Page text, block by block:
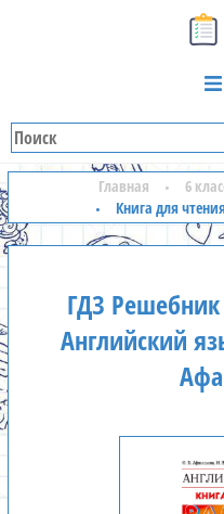
Главная 6
Книга для
ГДЗ
Английский